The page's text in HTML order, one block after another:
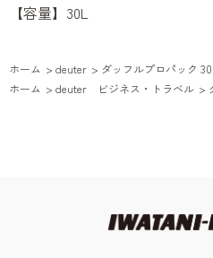
【容量】30L
ホーム > deuter > ダッフルプロパック 30
ホーム > deuter ビジネス・トラベル >